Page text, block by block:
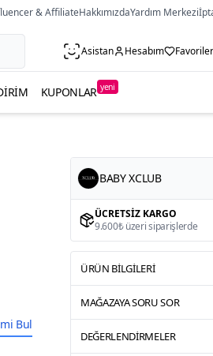
& AffiliateHakkımızdaYardım Merkezi
Asistan Hesabım
KUPONLAR yeni
Bul
BABY XCLUB
ÜCRETSIZ KARGO
9.600₺ üzeri siparişlerde
ÜRÜN BILGILERI
MAĞAZAYA SORU SOR
DEĞERLENDIRMELER